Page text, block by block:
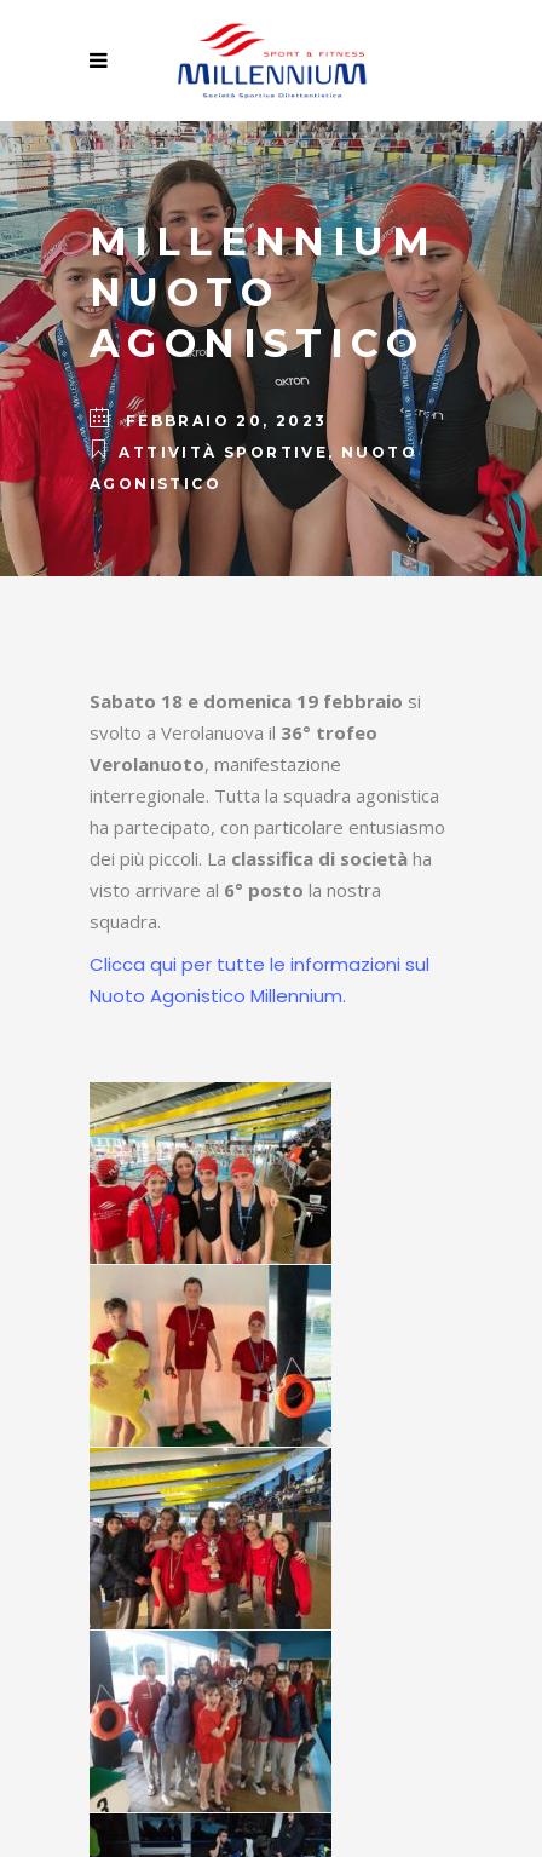
MILLENNIUM
NUOTO
AGONISTICO
FEBBRAIO 20, 2023
ATTIVITÀ SPORTIVE, NUOTO
AGONISTICO
Sabato 18 e domenica 19 febbraio si
svolto a Verolanuova il 36° trofeo
Verolanuoto, manifestazione
interregionale. Tutta la squadra agonistica
ha partecipato, con particolare entusiasmo
dei più piccoli. La classifica di società ha
visto arrivare al 6° posto la nostra
squadra.
Clicca qui per tutte le informazioni sul
Nuoto Agonistico Millennium.